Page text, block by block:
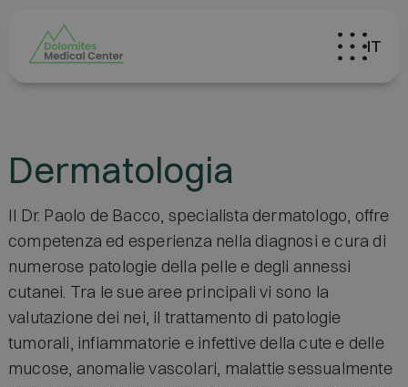
IT
Dermatologia
Il Dr. Paolo de Bacco, specialista dermatologo, offre
competenza ed esperienza nella diagnosi e cura di
numerose patologie della pelle e degli annessi
cutanei. Tra le sue aree principali vi sono la
valutazione dei nei, il trattamento di patologie
tumorali, infiammatorie e infettive della cute e delle
mucose, anomalie vascolari, malattie sessualmente